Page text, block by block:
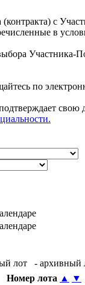
с
в
по
лот - архивный
Номер лота ▲ ▼